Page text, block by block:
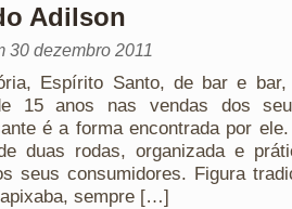
Adilson
30 dezembro 2011
Espírito Santo, de bar e bar,
15 anos nas vendas dos
é a forma encontrada por ele.
duas rodas, organizada e
seus consumidores. Figura
sempre […]